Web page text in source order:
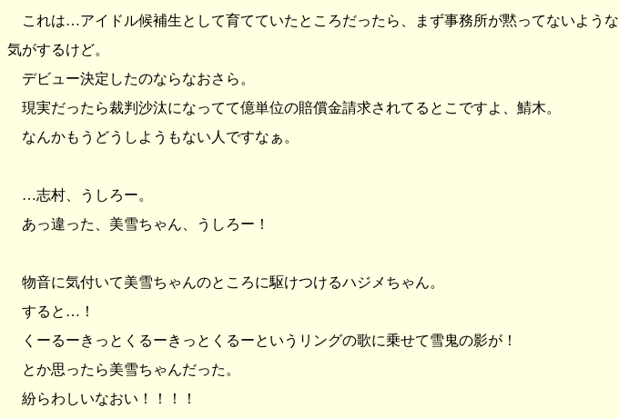
これは…アイドル候補生として育てていたところだったら、まず事務所が黙ってないような
気がするけど。
デビュー決定したのならなおさら。
現実だったら裁判沙汰になってて億単位の賠償金請求されてるとこですよ、鯖木。
なんかもうどうしようもない人ですなぁ。
…志村、うしろー。
あっ違った、美雪ちゃん、うしろー！
物音に気付いて美雪ちゃんのところに駆けつけるハジメちゃん。
すると…！
くーるーきっとくるーきっとくるーというリングの歌に乗せて雪鬼の影が！
とか思ったら美雪ちゃんだった。
紛らわしいなおい！！！！